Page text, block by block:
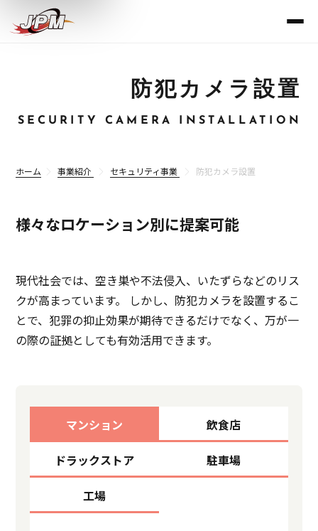
防犯カメラ設置
SECURITY CAMERA INSTALLATION
ホーム 事業紹介 セキュリティ事業 防犯カメラ設置
様々なロケーション別に提案可能
現代社会では、空き巣や不法侵入、いたずらなどのリス
クが高まっています。
しかし、防犯カメラを設置するこ
とで、犯罪の抑止効果が期待できるだけでなく、万が一
の際の証拠としても有効活用できます。
マンション 飲食店
ドラックストア 駐車場
工場